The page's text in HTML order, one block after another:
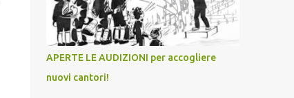
APERTE LE AUDIZIONI per accogliere
nuovi cantori!